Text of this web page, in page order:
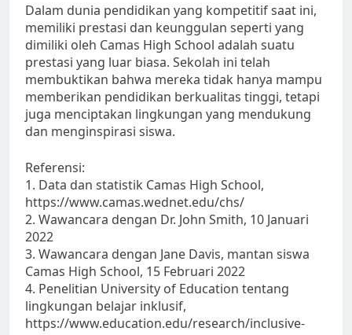
Dalam dunia pendidikan yang kompetitif saat ini,
memiliki prestasi dan keunggulan seperti yang
dimiliki oleh Camas High School adalah suatu
prestasi yang luar biasa. Sekolah ini telah
membuktikan bahwa mereka tidak hanya mampu
memberikan pendidikan berkualitas tinggi, tetapi
juga menciptakan lingkungan yang mendukung
dan menginspirasi siswa.
Referensi:
1. Data dan statistik Camas High School,
https://www.camas.wednet.edu/chs/
2. Wawancara dengan Dr. John Smith, 10 Januari
2022
3. Wawancara dengan Jane Davis, mantan siswa
Camas High School, 15 Februari 2022
4. Penelitian University of Education tentang
lingkungan belajar inklusif,
https://www.education.edu/research/inclusive-